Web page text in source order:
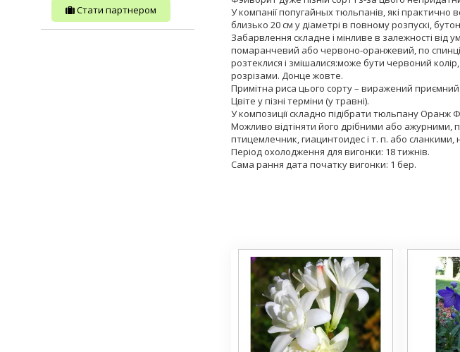
У компанії попугайных тюльпанів, які практично
близько 20 см у діаметрі в повному розпускі,
Забарвлення складне і мінливе в залежності
помаранчевий або червоно-оранжевий, по спинці
розтеклися і змішалися:може бути червоний
розрізами. Донце жовте.
Примітна риса цього сорту – виражений
Цвіте у пізні терміни (у травні).
У композиції складно підібрати тюльпану Оранж
Можливо відтіняти його дрібними або ажурними,
птицемлечник, гиацинтоидес і т. п. або сланкими,
Період охолодження для вигонки: 18 тижнів.
Сама рання дата початку вигонки: 1 бер.
Стати партнером